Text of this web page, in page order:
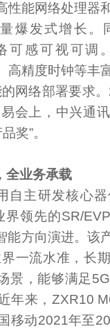
性能网络处理器
爆发式增长。
可感可视可调
高精度时钟等丰
网络部署要求
会上，中兴通
奖”。
全业务承载
自主研发核心
领先的SR/
能方向演进。该
一流水准，长
景，能够满足
年来，ZXR10
移动2021年至